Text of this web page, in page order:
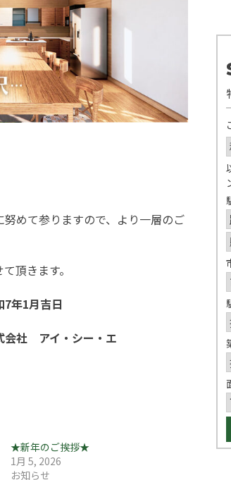
めて参りますので、より一層のご
頂きます。
7年1月吉日
会社 アイ・シー・エ
★新年のご挨拶★
1月 5, 2026
お知らせ